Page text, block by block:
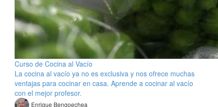
Curso de Cocina al Vacío
La cocina al vacío ya no es exclusiva y nos ofrece muchas
ventajas para cocinar en casa. Aprende a cocinar al vacío
con el mejor profesor.
Enrique Bengoechea